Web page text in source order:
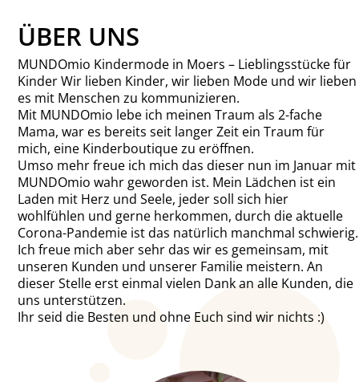
ÜBER UNS
MUNDOmio Kindermode in Moers – Lieblingsstücke für
Kinder Wir lieben Kinder, wir lieben Mode und wir lieben
es mit Menschen zu kommunizieren.
Mit MUNDOmio lebe ich meinen Traum als 2-fache
Mama, war es bereits seit langer Zeit ein Traum für
mich, eine Kinderboutique zu eröffnen.
Umso mehr freue ich mich das dieser nun im Januar mit
MUNDOmio wahr geworden ist. Mein Lädchen ist ein
Laden mit Herz und Seele, jeder soll sich hier
wohlfühlen und gerne herkommen, durch die aktuelle
Corona-Pandemie ist das natürlich manchmal schwierig.
Ich freue mich aber sehr das wir es gemeinsam, mit
unseren Kunden und unserer Familie meistern. An
dieser Stelle erst einmal vielen Dank an alle Kunden, die
uns unterstützen.
Ihr seid die Besten und ohne Euch sind wir nichts :)